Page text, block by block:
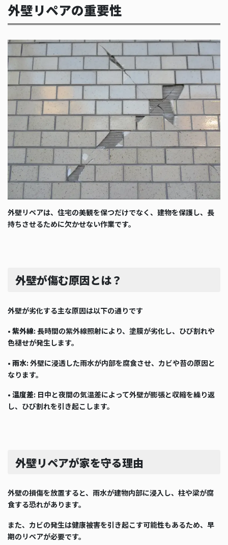
外壁リペアの重要性
外壁リペアは、住宅の美観を保つだけでなく、建物を保護し、長
持ちさせるために欠かせない作業です。
外壁が傷む原因とは？
外壁が劣化する主な原因は以下の通りです
• 紫外線: 長時間の紫外線照射により、塗膜が劣化し、ひび割れや
色褪せが発生します。
• 雨水: 外壁に浸透した雨水が内部を腐食させ、カビや苔の原因と
なります。
• 温度差: 日中と夜間の気温差によって外壁が膨張と収縮を繰り返
し、ひび割れを引き起こします。
外壁リペアが家を守る理由
外壁の損傷を放置すると、雨水が建物内部に浸入し、柱や梁が腐
食する恐れがあります。
また、カビの発生は健康被害を引き起こす可能性もあるため、早
期のリペアが必要です。